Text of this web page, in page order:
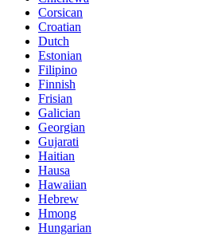
Corsican
Croatian
Dutch
Estonian
Filipino
Finnish
Frisian
Galician
Georgian
Gujarati
Haitian
Hausa
Hawaiian
Hebrew
Hmong
Hungarian